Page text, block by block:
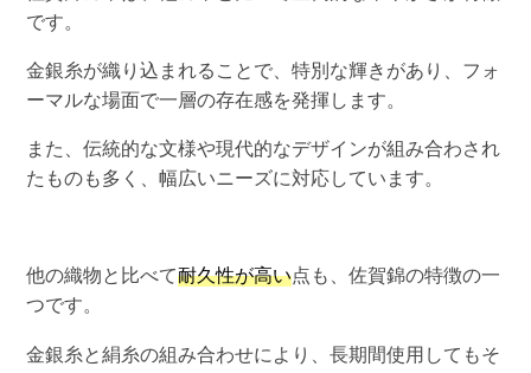
です。
金銀糸が織り込まれることで、特別な輝きがあり、フォ
ーマルな場面で一層の存在感を発揮します。
また、伝統的な文様や現代的なデザインが組み合わされ
たものも多く、幅広いニーズに対応しています。
他の織物と比べて耐久性が高い点も、佐賀錦の特徴の一
つです。
金銀糸と絹糸の組み合わせにより、長期間使用してもそ